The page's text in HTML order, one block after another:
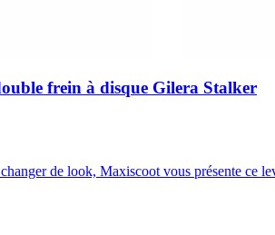
frein à disque Gilera Stalker
de look, Maxiscoot vous présente